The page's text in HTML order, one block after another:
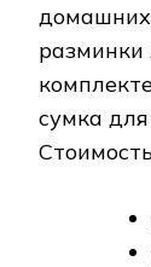
домашних
разминки
сумка